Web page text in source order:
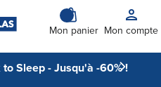
Mon panier Mon compte
Sleep - Jusqu'à -60% !